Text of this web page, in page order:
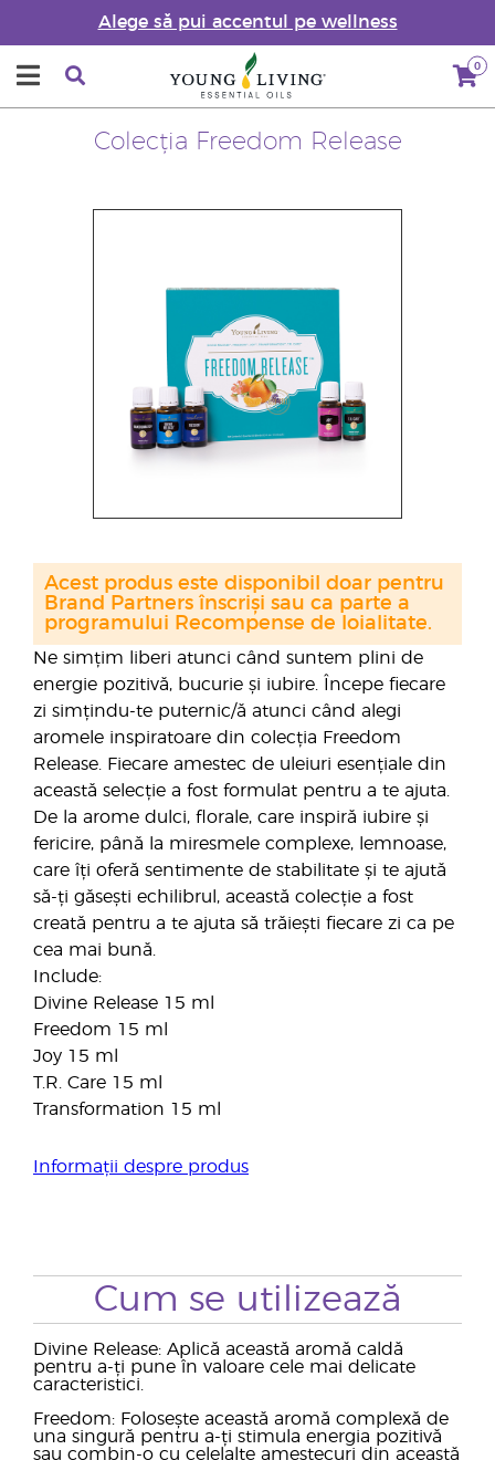
Alege să pui accentul pe wellness
0
Colecția Freedom Release
Ne simțim liberi atunci când suntem plini de
energie pozitivă, bucurie și iubire. Începe fiecare
zi simțindu-te puternic/ă atunci când alegi
aromele inspiratoare din colecția Freedom
Release. Fiecare amestec de uleiuri esențiale din
această selecție a fost formulat pentru a te ajuta.
De la arome dulci, florale, care inspiră iubire și
fericire, până la miresmele complexe, lemnoase,
care îți oferă sentimente de stabilitate și te ajută
să-ți găsești echilibrul, această colecție a fost
creată pentru a te ajuta să trăiești fiecare zi ca pe
cea mai bună.
Include:
Divine Release 15 ml
Freedom 15 ml
Joy 15 ml
T.R. Care 15 ml
Transformation 15 ml
Informații despre produs
Acest produs este disponibil doar pentru
Brand Partners înscriși sau ca parte a
programului Recompense de loialitate.
Cum se utilizează
Divine Release: Aplică această aromă caldă
pentru a-ți pune în valoare cele mai delicate
caracteristici.
Freedom: Folosește această aromă complexă de
una singură pentru a-ți stimula energia pozitivă
sau combin-o cu celelalte amestecuri din această